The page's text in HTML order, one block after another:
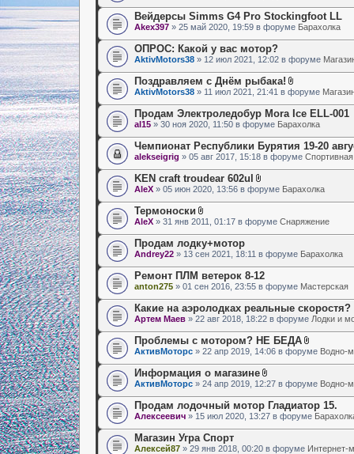
Вейдерсы Simms G4 Pro Stockingfoot LL
Akex397 » 25 май 2020, 19:59 в форуме Барахолка
ОПРОС: Какой у вас мотор?
AktivMotors38 » 12 июл 2021, 12:02 в форуме
Поздравляем с Днём рыбака!
AktivMotors38 » 11 июл 2021, 21:41 в форуме
Продам Электроледобур Mora Ice ELL-001
al15 » 30 ноя 2020, 11:50 в форуме Барахолка
Чемпионат Республики Бурятия 19-20
alekseigrig » 05 авг 2017, 15:18 в форуме
KEN craft troudear 602ul
AleX » 05 июн 2020, 13:56 в форуме Барахолка
Термоноски
AleX » 31 янв 2011, 01:17 в форуме Снаряжение
Продам лодку+мотор
Andrey22 » 13 сен 2021, 18:11 в форуме Барахолка
Ремонт ПЛМ ветерок 8-12
anton275 » 01 сен 2016, 23:55 в форуме Мастерская
Какие на аэролодках реальные скоростя?
Артем Маев » 22 авг 2018, 18:22 в форуме Лодки и
Проблемы с мотором? НЕ БЕДА
АктивМоторс » 22 апр 2019, 14:06 в форуме Водно-
Информация о магазине
АктивМоторс » 24 апр 2019, 12:27 в форуме Водно-
Продам лодочный мотор Гладиатор 15.
Алексеевич » 15 июл 2020, 13:27 в форуме
Магазин Угра Спорт
Алексей87 » 29 янв 2018, 00:20 в форуме Интернет-